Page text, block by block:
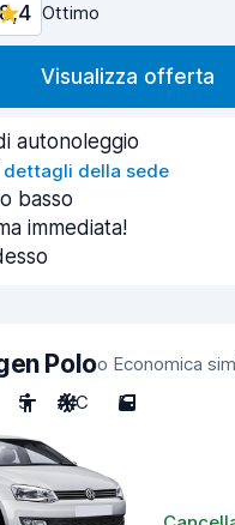
8,4 Ottimo
Visualizza offerta
autonoleggio
dettagli della sede
basso
immediata!
Poloo Economica
5 A/C 5